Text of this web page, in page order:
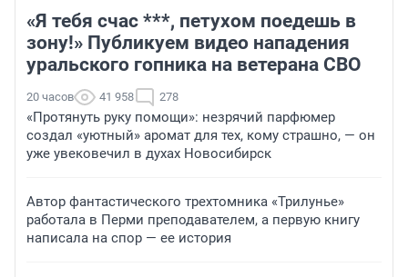
«Я тебя счас ***, петухом поедешь в
зону!» Публикуем видео нападения
уральского гопника на ветерана СВО
20 часов 41 958 278
«Протянуть руку помощи»: незрячий парфюмер
создал «уютный» аромат для тех, кому страшно, — он
уже увековечил в духах Новосибирск
Автор фантастического трехтомника «Трилунье»
работала в Перми преподавателем, а первую книгу
написала на спор — ее история